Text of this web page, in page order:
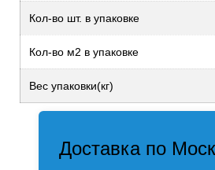
Кол-во шт. в упаковке
Кол-во м2 в упаковке
Вес упаковки(кг)
Доставка по